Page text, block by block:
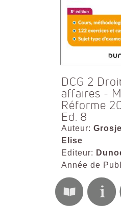
DCG 2
affaires -
Réforme
Ed. 8
Auteur:
Elise
Editeur:
Année de